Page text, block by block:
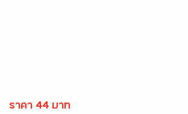
ราคา 44 บาท